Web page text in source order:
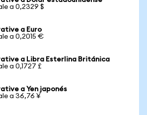
a 0,2329 $
a Euro
a 0,2015 €
a Libra Esterlina Británica
a 0,1727 £
a Yen japonés
a 36,76 ¥